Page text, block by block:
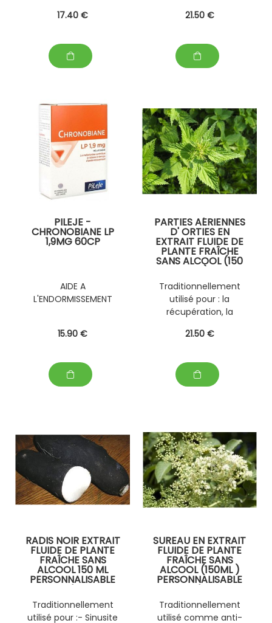
17.40 € 21.50 €
PILEJE -
CHRONOBIANE LP
1,9MG 60CP
AIDE A
L'ENDORMISSEMENT
15.90 €
PARTIES AÉRIENNES
D' ORTIES EN
EXTRAIT FLUIDE DE
PLANTE FRAÎCHE
SANS ALCOOL (150
ML)
PERSONNALISABLE
AVEC D' AUTRES
PLANTES FRAÎCHES
(EPS)
Traditionnellement
utilisé pour : la
récupération, la
manque d'appétit
convalescence
21.50 €
RADIS NOIR EXTRAIT
FLUIDE DE PLANTE
FRAÎCHE SANS
ALCOOL 150 ML
PERSONNALISABLE
AVEC D'AUTRES
PLANTES FRAÎCHES
(EPS)
Traditionnellement
utilisé pour :- Sinusite
SUREAU EN EXTRAIT
FLUIDE DE PLANTE
FRAÎCHE SANS
ALCOOL (150ML )
PERSONNALISABLE
AVEC D'AUTRES
PLANTES FRAÎCHES
(EPS)
Traditionnellement
utilisé comme anti-